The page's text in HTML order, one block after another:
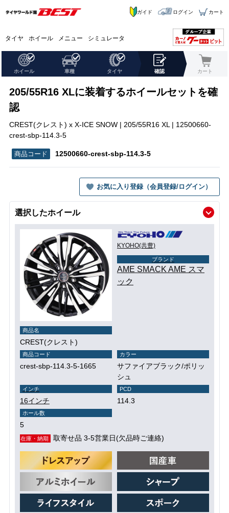
タイヤ ホイール メニュー シミュレータ
ガイド ログイン カート
ホイール 車種 タイヤ 確認 カート
205/55R16 XLに装着するホイールセットを確
認
CREST(クレスト) x X-ICE SNOW | 205/55R16 XL | 12500660-
crest-sbp-114.3-5
12500660-crest-sbp-114.3-5
お気に入り登録（会員登録/ログイン）
選択したホイール
KYOHO(共豊)
ブランド
AME SMACK AME スマ
ック
商品名
CREST(クレスト)
商品コード
crest-sbp-114.3-5-1665
カラー
サファイアブラック/ポリッ
シュ
インチ
16インチ
PCD
114.3
ホール数
5
在庫・納期 取寄せ品 3-5営業日(欠品時ご連絡)